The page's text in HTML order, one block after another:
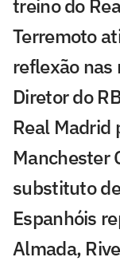
treino do
Terremoto
reflexão nas
Diretor do
Real Madrid
Manchester
substituto
Espanhóis
Almada,